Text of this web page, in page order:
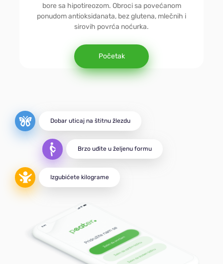
Jednostavna
MIND
Za aktivne
Visokoproteinska
bore sa hipotireozom. Obroci sa povećanom
ponudom antioksidanata, bez glutena, mlečnih i
sirovih povrća noćurka.
Početak
Dobar uticaj na štitnu žlezdu
Brzo uđite u željenu formu
Izgubićete kilograme